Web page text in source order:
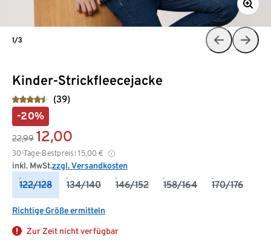
Kinder-Strickfleecejacke
(39)
-20%
22,99 12,00
30-Tage-Bestpreis: 15,00 €
inkl. MwSt.zzgl. Versandkosten
122/128 134/140 146/152 158/164 170/176
Richtige Größe ermitteln
Zur Zeit nicht verfügbar
1/3